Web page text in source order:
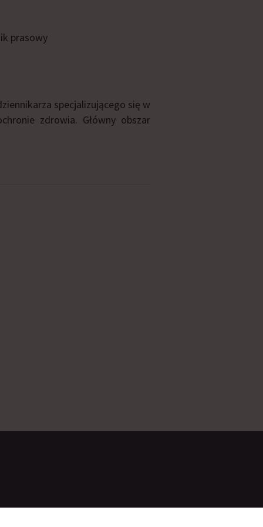
prasowy
specjalizującego się w
zdrowia. Główny obszar